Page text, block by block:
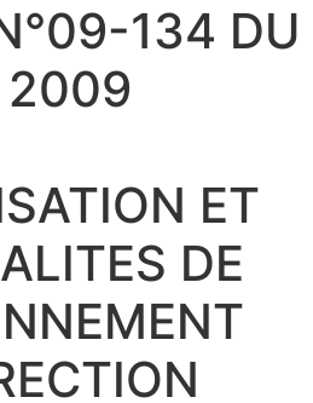
134 DU
2009
ET
DE